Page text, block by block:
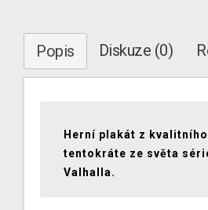
Popis Diskuze (0)
Herní plakát z
tentokráte ze světa
Valhalla.